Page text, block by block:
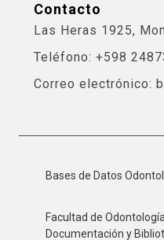
Contacto
Las Heras 1925,
Teléfono: +598
Correo electrónico:
Bases de Datos
Facultad de
Documentación y